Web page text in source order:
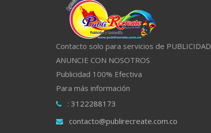
Contacto solo para servicios de PUBLICIDAD
ANUNCIE CON NOSOTROS
Publicidad 100% Efectiva
Para más información
: 3122288173
contacto@publirecreate.com.co